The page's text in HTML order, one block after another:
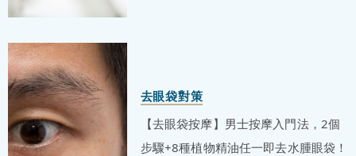
去眼袋對策
【去眼袋按摩】男士按摩入門法，2個
步驟+8種植物精油任一即去水腫眼袋！